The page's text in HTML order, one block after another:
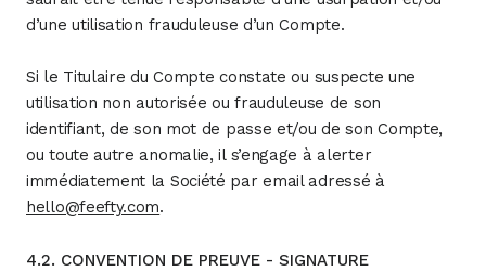
d’une utilisation frauduleuse d’un Compte.
Si le Titulaire du Compte constate ou suspecte une
utilisation non autorisée ou frauduleuse de son
identifiant, de son mot de passe et/ou de son Compte,
ou toute autre anomalie, il s’engage à alerter
immédiatement la Société par email adressé à
hello@feefty.com.
4.2. CONVENTION DE PREUVE - SIGNATURE